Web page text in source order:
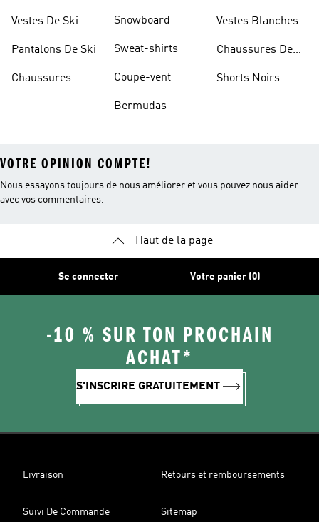
Vestes De Ski
Pantalons De Ski
Chaussures
Snowboard
Sweat-shirts
Coupe-vent
Bermudas
Vestes Blanches
Chaussures De
Shorts Noirs
VOTRE OPINION COMPTE!
Nous essayons toujours de nous améliorer et vous pouvez nous aider
avec vos commentaires.
Haut de la page
Se connecter Votre panier (0)
-10 % SUR TON PROCHAIN
ACHAT*
S'INSCRIRE GRATUITEMENT
Livraison Retours et remboursements
Suivi De Commande Sitemap